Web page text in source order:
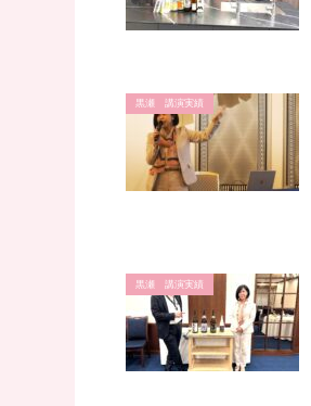
黒瀬 講演実績
黒瀬 講演実績